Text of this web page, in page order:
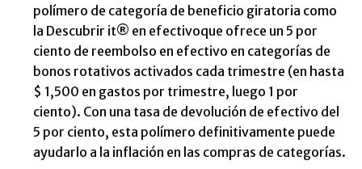
polímero de categoría de beneficio giratoria como
la Descubrir it® en efectivoque ofrece un 5 por
ciento de reembolso en efectivo en categorías de
bonos rotativos activados cada trimestre (en hasta
$ 1,500 en gastos por trimestre, luego 1 por
ciento). Con una tasa de devolución de efectivo del
5 por ciento, esta polímero definitivamente puede
ayudarlo a la inflación en las compras de categorías.